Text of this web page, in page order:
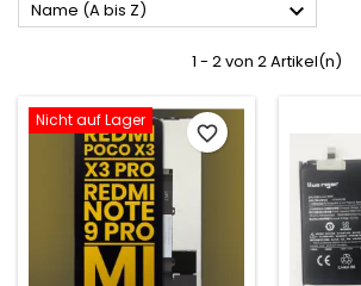
Name (A bis Z) 
1 - 2 von 2 Artikel(n)
Nicht auf Lager
favorite_border